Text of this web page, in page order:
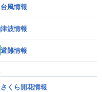
台風情報
津波情報
避難情報
さくら開花情報